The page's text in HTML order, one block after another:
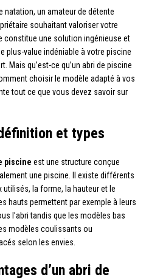
natation, un amateur de détente
souhaitant valoriser votre
constitue une solution ingénieuse et
plus-value indéniable à votre piscine
qu’est-ce qu’un abri de piscine
choisir le modèle adapté à vos
tout ce que vous devez savoir sur
et types
piscine est une structure conçue
une piscine. Il existe différents
utilisés, la forme, la hauteur et le
hauts permettent par exemple à leurs
l’abri tandis que les modèles bas
modèles coulissants ou
selon les envies.
d’un abri de